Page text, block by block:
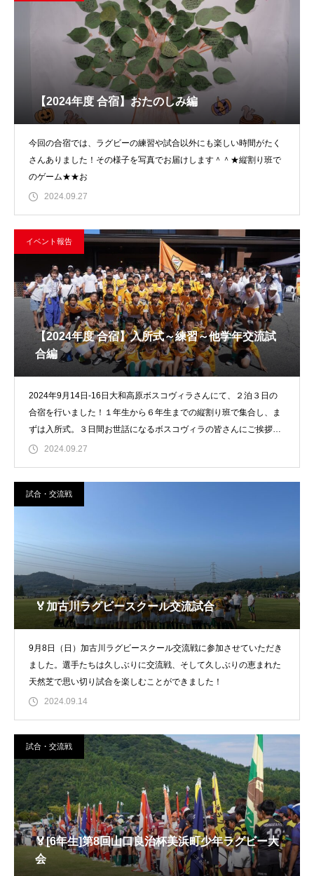
【2024年度 合宿】おたのしみ編
今回の合宿では、ラグビーの練習や試合以外にも楽しい時間がたく
さんありました！その様子を写真でお届けします＾＾★縦割り班で
のゲーム★★お
2024.09.27
イベント報告
【2024年度 合宿】入所式～練習～他学年交流試
合編
2024年9月14日-16日大和高原ボスコヴィラさんにて、２泊３日の
合宿を行いました！１年生から６年生までの縦割り班で集合し、ま
ずは入所式。３日間お世話になるボスコヴィラの皆さんにご挨拶を
しました。
2024.09.27
試合・交流戦
🏅加古川ラグビースクール交流試合
9月8日（日）加古川ラグビースクール交流戦に参加させていただき
ました。選手たちは久しぶりに交流戦、そして久しぶりの恵まれた
天然芝で思い切り試合を楽しむことができました！
2024.09.14
試合・交流戦
🏅[6年生]第8回山口良治杯美浜町少年ラグビー大
会